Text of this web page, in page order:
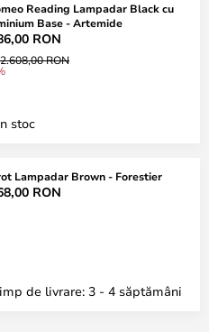
Reading Lampadar Black cu
Base - Artemide
RON
2.608,00 RON
stoc
Lampadar Brown - Forestier
RON
de livrare: 3 - 4 săptămâni